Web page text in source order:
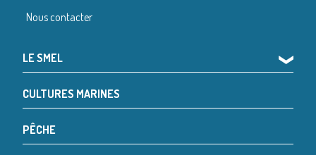
Nous contacter
LE SMEL ❯
CULTURES MARINES
PÊCHE